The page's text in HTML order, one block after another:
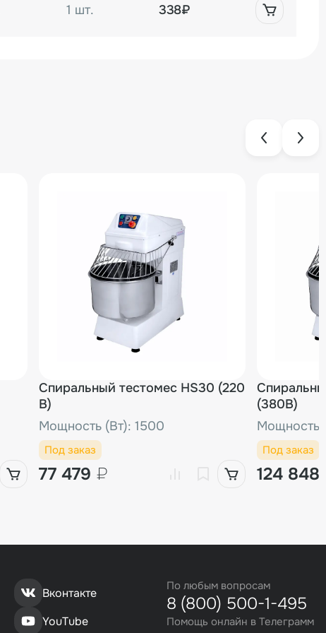
1 шт. 338₽
Спиральный тестомес HS30 (220
В)
Мощность (Вт): 1500
Под заказ
77 479 ₽
(380В)
Мощность
Под заказ
124 848
Вконтакте
YouTube
По любым вопросам
8 (800) 500-1-495
Помощь онлайн в Телеграмм